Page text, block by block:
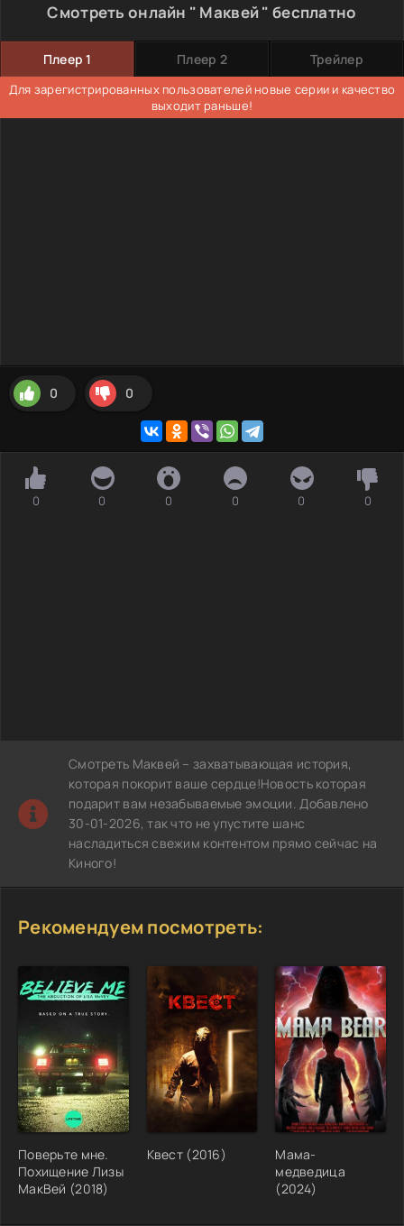
Смотреть онлайн " Маквей " бесплатно
Плеер 1 Плеер 2 Трейлер
Для зарегистрированных пользователей новые серии и качество
выходит раньше!
0 0
0 0 0 0 0 0
Смотреть Маквей – захватывающая история,
которая покорит ваше сердце!Новость которая
подарит вам незабываемые эмоции. Добавлено
30-01-2026, так что не упустите шанс
насладиться свежим контентом прямо сейчас на
Киного!
Рекомендуем посмотреть:
Поверьте мне.
Похищение Лизы
МакВей (2018)
Квест (2016)
Мама-
медведица
(2024)